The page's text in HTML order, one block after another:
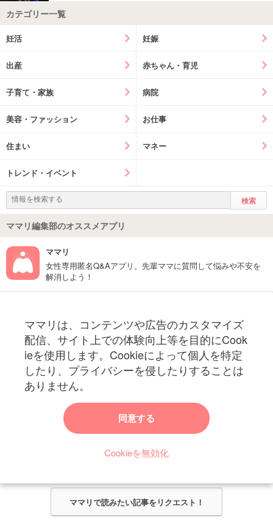
カテゴリー一覧
妊活 妊娠
出産 赤ちゃん・育児
子育て・家族 病院
美容・ファッション お仕事
住まい マネー
トレンド・イベント
ママリ編集部のオススメアプリ
ママリ
女性専用匿名Q&Aアプリ。先輩ママに質問して悩みや不安を
解消しよう！
ママリは、コンテンツや広告のカスタマイズ
配信、サイト上での体験向上等を目的にCook
ieを使用します。Cookieによって個人を特定
したり、プライバシーを侵したりすることは
ありません。
同意する
Cookieを無効化
妊娠〜子育て中のお役立ち情報を配信中
ママリからのお知らせ
今ママリで読みたい記事は何ですか？
ママリ編集部がみなさんのご意見をもとに記事を作成させていただきま
ママリで読みたい記事をリクエスト！